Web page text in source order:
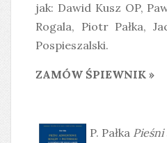
jak: Dawid Kusz OP,
Rogala, Piotr Pałka,
Pospieszalski.
ZAMÓW ŚPIEWNIK »
P. Pałka